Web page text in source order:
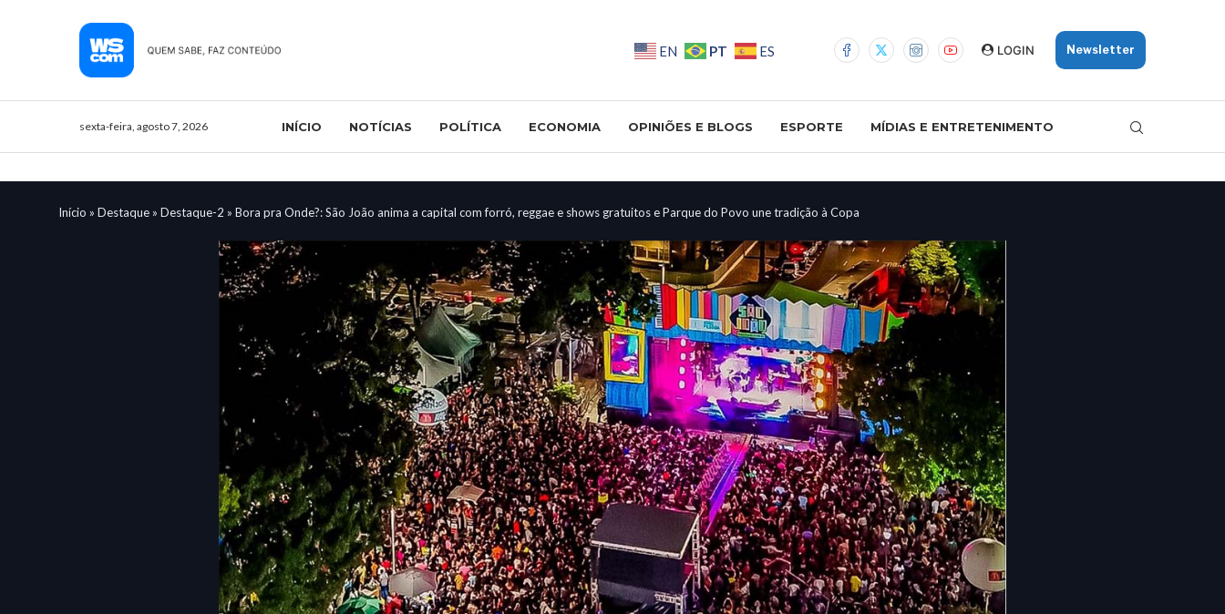
EN PT ES LOGIN Newsletter
sexta-feira, agosto 7, 2026 INÍCIO NOTÍCIAS POLÍTICA ECONOMIA OPINIÕES E BLOGS ESPORTE MÍDIAS E ENTRETENIMENTO
Início » Destaque » Destaque-2 » Bora pra Onde?: São João anima a capital com forró, reggae e shows gratuitos e Parque do Povo une tradição à Copa